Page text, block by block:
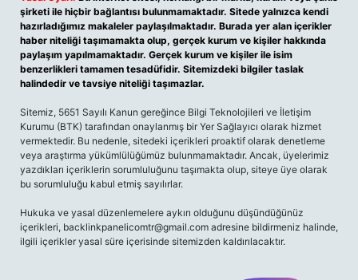
şirketi ile hiçbir bağlantısı bulunmamaktadır. Sitede yalnızca kendi
hazırladığımız makaleler paylaşılmaktadır. Burada yer alan içerikler
haber niteliği taşımamakta olup, gerçek kurum ve kişiler hakkında
paylaşım yapılmamaktadır. Gerçek kurum ve kişiler ile isim
benzerlikleri tamamen tesadüfidir. Sitemizdeki bilgiler taslak
halindedir ve tavsiye niteliği taşımazlar.
Sitemiz, 5651 Sayılı Kanun gereğince Bilgi Teknolojileri ve İletişim
Kurumu (BTK) tarafından onaylanmış bir Yer Sağlayıcı olarak hizmet
vermektedir. Bu nedenle, sitedeki içerikleri proaktif olarak denetleme
veya araştırma yükümlülüğümüz bulunmamaktadır. Ancak, üyelerimiz
yazdıkları içeriklerin sorumluluğunu taşımakta olup, siteye üye olarak
bu sorumluluğu kabul etmiş sayılırlar.
Hukuka ve yasal düzenlemelere aykırı olduğunu düşündüğünüz
içerikleri, backlinkpanelicomtr@gmail.com adresine bildirmeniz halinde,
ilgili içerikler yasal süre içerisinde sitemizden kaldırılacaktır.